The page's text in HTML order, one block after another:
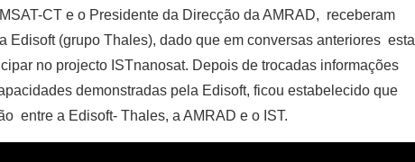
CT e o Presidente da Direcção da AMRAD, receberam
Edisoft (grupo Thales), dado que em conversas anteriores esta
no projecto ISTnanosat. Depois de trocadas informações
demonstradas pela Edisoft, ficou estabelecido que
entre a Edisoft- Thales, a AMRAD e o IST.